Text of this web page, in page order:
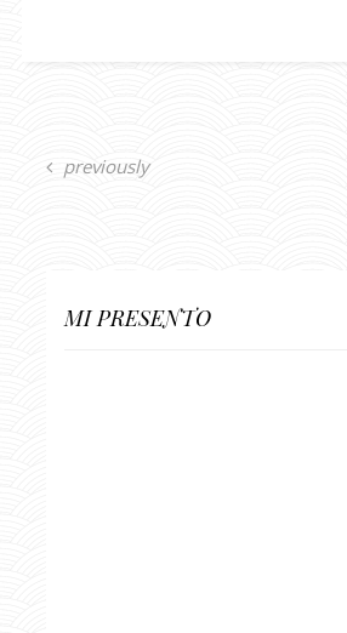
previously
MI PRESENTO